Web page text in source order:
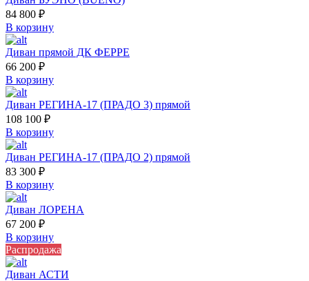
84 800 ₽
В корзину
Диван прямой ДК ФЕРРЕ
66 200 ₽
В корзину
Диван РЕГИНА-17 (ПРАДО 3) прямой
108 100 ₽
В корзину
Диван РЕГИНА-17 (ПРАДО 2) прямой
83 300 ₽
В корзину
Диван ЛОРЕНА
67 200 ₽
В корзину
Распродажа
Диван АСТИ